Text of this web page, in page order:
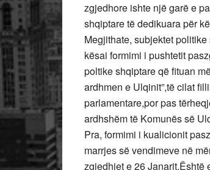
zgjedhore ishte një garë e
shqiptare të dedikuara për
Megjithate, subjektet
kësai formimi i pushtetit
poltike shqiptare që fituan
ardhmen e Ulqinit”,të cilat
parlamentare,por pas
ardhshëm të Komunës së
Pra, formimi i kualicionit
marrjes së vendimeve në
zgjedhjet e 26 Janarit.Është